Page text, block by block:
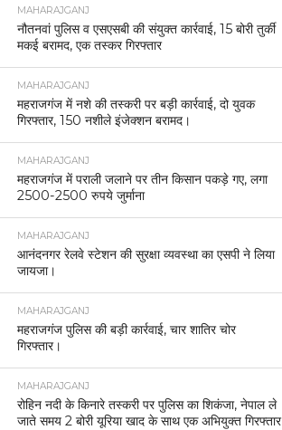
MAHARAJGANJ
नौतनवां पुलिस व एसएसबी की संयुक्त कार्रवाई, 15 बोरी तुर्की
मकई बरामद, एक तस्कर गिरफ्तार
MAHARAJGANJ
महराजगंज में नशे की तस्करी पर बड़ी कार्रवाई, दो युवक
गिरफ्तार, 150 नशीले इंजेक्शन बरामद।
MAHARAJGANJ
महराजगंज में पराली जलाने पर तीन किसान पकड़े गए, लगा
2500-2500 रुपये जुर्माना
MAHARAJGANJ
आनंदनगर रेलवे स्टेशन की सुरक्षा व्यवस्था का एसपी ने लिया
जायजा।
MAHARAJGANJ
महराजगंज पुलिस की बड़ी कार्रवाई, चार शातिर चोर
गिरफ्तार।
MAHARAJGANJ
रोहिन नदी के किनारे तस्करी पर पुलिस का शिकंजा, नेपाल ले
जाते समय 2 बोरी यूरिया खाद के साथ एक अभियुक्त गिरफ्तार